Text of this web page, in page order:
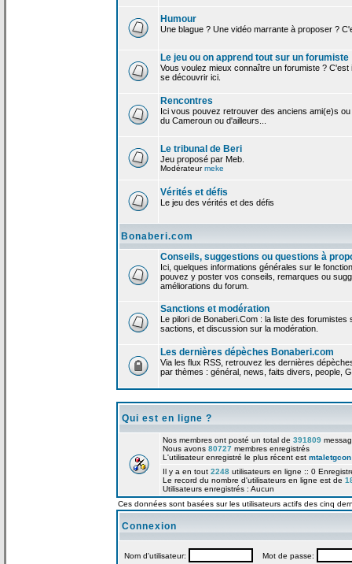
Humour
Une blague ? Une vidéo marrante à proposer ?
Le jeu ou on apprend tout sur un forumiste
Vous voulez mieux connaître un forumiste ? C'est
se découvrir ici.
Rencontres
Ici vous pouvez retrouver des anciens ami(e)s
du Cameroun ou d'ailleurs...
Le tribunal de Beri
Jeu proposé par Meb.
Modérateurmeke
Vérités et défis
Le jeu des vérités et des défis
Bonaberi.com
Conseils, suggestions ou questions à
Ici, quelques informations générales sur le
pouvez y poster vos conseils, remarques ou
améliorations du forum.
Sanctions et modération
Le pilori de Bonaberi.Com : la liste des
sactions, et discussion sur la modération.
Les dernières dépèches Bonaberi.com
Via les flux RSS, retrouvez les dernières
par thèmes : général, news, faits divers, people,
Qui est en ligne ?
Nos membres ont posté un total de 391809
Nous avons 80727 membres enregistrés
L'utilisateur enregistré le plus récent est mtaletgcon
Il y a en tout 2248 utilisateurs en ligne :: 0
Le record du nombre d'utilisateurs en ligne est de
Utilisateurs enregistrés : Aucun
Ces données sont basées sur les utilisateurs actifs des cinq
Connexion
Nom d'utilisateur: Mot de passe: